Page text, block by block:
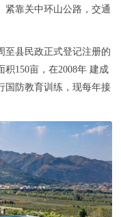
紧靠关中环山公路，交通
至县民政正式登记注册的
150亩，在2008年 建成
国防教育训练，现每年接